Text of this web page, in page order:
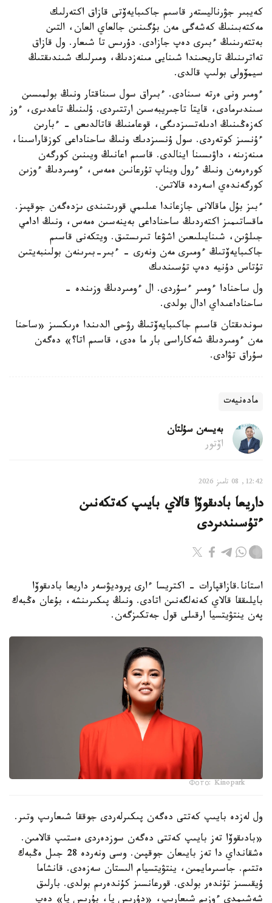
كەيبىر جۋرناليستەر قاسىم جاكىبايەۆتى قازاق اكتەرلىك
مەكتەبىنىڭ كەشەگى مەن بۇگىنىن جالعاي العان، التىن
بەتتەرىنىڭ ءبىرى دەپ جازادى. دۇرىس تا شىعار. ول قازاق
تەاترىنىڭ تاريحىندا شىنايى مىنەزدىڭ، ومىرلىك شىندىقتىڭ
سيمۆولى بولىپ قالدى.
ءومىر ونى ەرتە سىنادى. ءبىراق سول سىناقتار ونىڭ بولمىسىن
سىندىرمادى، قايتا تاجىريبەسىن ارتتىردى. ۇلىنىڭ تاعدىرى، ءوز
كەزەڭىنىڭ ادىلەتسىزدىگى، قوعامنىڭ قاتالدىعى - ءبارىن
ءۇنسىز كوتەردى. سول ۇنسىزدىك ونىڭ ساحناداعى كوزقاراسىنا،
مىنەزىنە، داۋىسىنا اينالدى. قاسىم اعانىڭ ويىنىن كورگەن
كورەرمەن ونىڭ ءرول ويناپ تۇرعانىن ەمەس، ءومىردىڭ ءوزىن
كورگەندەي اسەردە قالاتىن.
ءبىز بۇل ماقالانى جازعاندا عىلىمي قورىتىندى ىزدەگەن جوقپىز.
ماقساتىمىز اكتەردىڭ ساحناداعى بەينەسىن ەمەس، ونىڭ ادامي
جىلۋىن، شىنايىلىعىن اشۋعا تىرىستىق. ويتكەنى قاسىم
جاكىبايەۆتىڭ ءومىرى مەن ونەرى - ءبىر-بىرىنەن بولىنبەيتىن
تۇتاس دۇنيە دەپ تۇسىندىك
ول ساحنادا ءومىر ءسۇردى. ال ءومىردىڭ وزىندە -
ساحناداعىداي ادال بولدى.
سوندىقتان قاسىم جاكىبايەۆتىڭ رۋحى الدىندا ەرىكسىز «ساحنا
مەن ءومىردىڭ شەكاراسى بار ما ەدى، قاسىم اتا؟» دەگەن
سۇراق تۋادى.
مادەنيەت
بەيسەن سۇلتان
اۆتور
12:42, 08 تامىز 2026
داريعا بادىقوۆا قالاي بايىپ كەتكەنىن
ءتۇسىندىردى
استانا.قازاقپارات - اكتريسا ءارى پروديۋسەر داريعا بادىقوۆا
بايلىققا قالاي كەنەلگەنىن اتادى. ونىڭ پىكىرىنشە، بۇعان ەڭبەك
پەن ينتۋيتسيا ارقىلى قول جەتكىزگەن.
Фото: Kinopark
ول لەزدە بايىپ كەتتى دەگەن پىكىرلەردى جوققا شىعارىپ وتىر.
«بادىقوۆا تەز بايىپ كەتتى دەگەن سوزدەردى ەستىپ قالامىن.
ەشقانداي دا تەز بايىعان جوقپىن. وسى ونەردە 28 جىل ەڭبەك
ەتتىم. جاسىرمايمىن، ينتۋيتسيام الىستان سەزەدى. قانشاما
ۇيقىسىز تۇندەر بولدى. قورعانسىز كۇندەرىم بولدى. بارلىق
شەشىمدى ءوزىم شىعارىپ، «دۇرىس پا، بۇرىس پا» دەپ